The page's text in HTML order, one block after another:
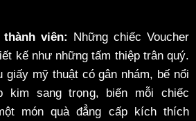
thành viên: Những chiếc Voucher
kế như những tấm thiệp trân quý.
giấy mỹ thuật có gân nhám, bế nổi
kim sang trọng, biến mỗi chiếc
món quà đẳng cấp kích thích